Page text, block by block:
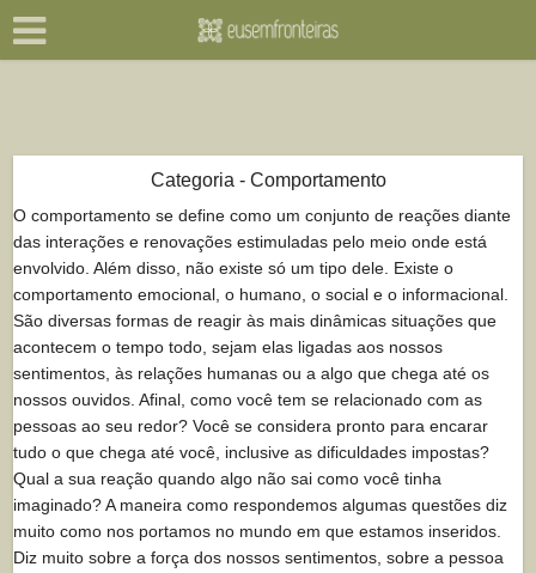
Categoria - Comportamento
O comportamento se define como um conjunto de reações diante
das interações e renovações estimuladas pelo meio onde está
envolvido. Além disso, não existe só um tipo dele. Existe o
comportamento emocional, o humano, o social e o informacional.
São diversas formas de reagir às mais dinâmicas situações que
acontecem o tempo todo, sejam elas ligadas aos nossos
sentimentos, às relações humanas ou a algo que chega até os
nossos ouvidos. Afinal, como você tem se relacionado com as
pessoas ao seu redor? Você se considera pronto para encarar
tudo o que chega até você, inclusive as dificuldades impostas?
Qual a sua reação quando algo não sai como você tinha
imaginado? A maneira como respondemos algumas questões diz
muito como nos portamos no mundo em que estamos inseridos.
Diz muito sobre a força dos nossos sentimentos, sobre a pessoa